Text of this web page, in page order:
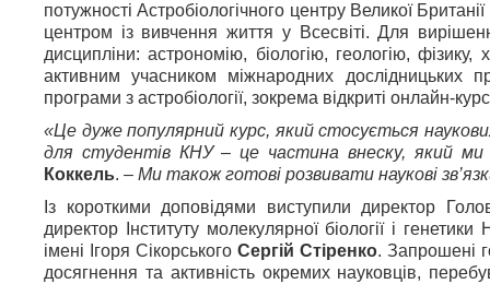
потужності Астробіологічного центру Великої
центром із вивчення життя у Всесвіті. Для
дисципліни: астрономію, біологію, геологію,
активним учасником міжнародних дослідницьких
програми з астробіології, зокрема відкриті онлайн-
«Це дуже популярний курс, який стосується
для студентів КНУ – це частина внеску, який
Коккель. – Ми також готові розвивати наукові
Із короткими доповідями виступили директор
директор Інституту молекулярної біології і
імені Ігоря Сікорського Сергій Стіренко. Запрошені
досягнення та активність окремих науковців,